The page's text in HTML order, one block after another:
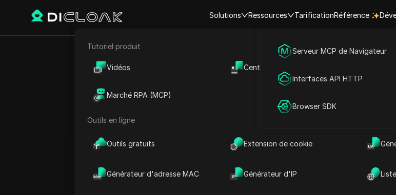
Solutions
E-commerce Marketing des médias sociaux
Publicité
Partage de compte
Ressources
Tutoriel produit
Vidéos Centre d'aide
Marché RPA (MCP)
Outils en ligne
Outils gratuits Extension de cookie
Générateur d'adresse MAC Générateur d'IP
TarificationRéférence
Serveur MCP de Navigateur
Interfaces API HTTP
Browser SDK
Les insights de la
regardée de l'année
sur les réseaux
DICloak
Collecte en temps réel des vidéos populaires de cette année